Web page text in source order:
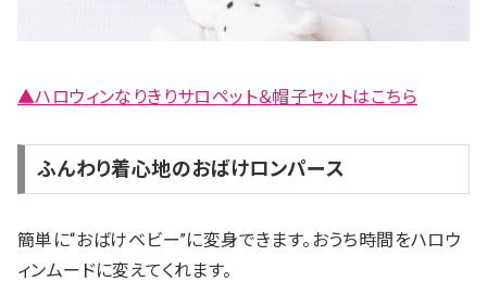
▲ハロウィンなりきりサロペット＆帽子セットはこちら
ふんわり着心地のおばけロンパース
簡単に“おばけベビー”に変身できます。おうち時間をハロウ
ィンムードに変えてくれます。